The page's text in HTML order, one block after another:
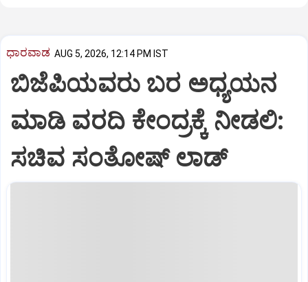
ಧಾರವಾಡ AUG 5, 2026, 12:14 PM IST
ಬಿಜೆಪಿಯವರು ಬರ ಅಧ್ಯಯನ
ಮಾಡಿ ವರದಿ ಕೇಂದ್ರಕ್ಕೆ ನೀಡಲಿ‌:
ಸಚಿವ ಸಂತೋಷ್ ಲಾಡ್